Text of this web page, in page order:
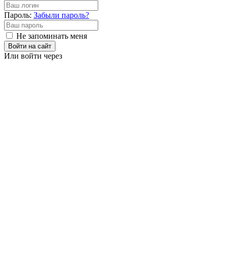
Пароль: Забыли пароль?
Не запоминать меня
Войти на сайт
Или войти через